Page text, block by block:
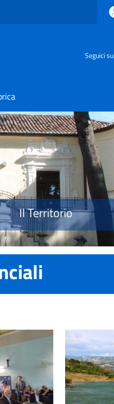
Seguici su
Il Territorio